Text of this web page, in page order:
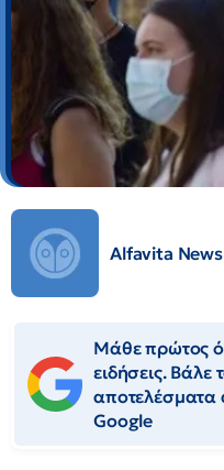
Alfavita
Μάθε πρώτος
ειδήσεις.
αποτελέσματα
Google